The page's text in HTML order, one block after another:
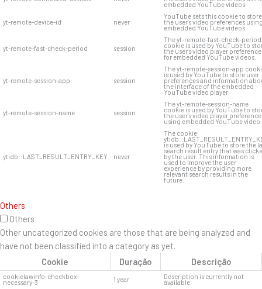
embedded YouTube videos.
yt-remote-device-id never
YouTube sets this cookie to store
the user's video preferences
embedded YouTube videos.
yt-remote-fast-check-period session
The yt-remote-fast-check-period
cookie is used by YouTube to
the user's video player
for embedded YouTube videos.
yt-remote-session-app session
The yt-remote-session-app
is used by YouTube to store user
preferences and information
the interface of the embedded
YouTube video player.
yt-remote-session-name session
The yt-remote-session-name
cookie is used by YouTube to
the user's video player
using embedded YouTube video.
ytidb::LAST_RESULT_ENTRY_KEY never
The cookie
is used by YouTube to store the
search result entry that was
by the user. This information is
used to improve the user
experience by providing more
relevant search results in the
future.
Others
Others
Other uncategorized cookies are those that are being analyzed and
have not been classified into a category as yet.
Cookie
Duração Descrição
cookielawinfo-checkbox-
necessary-3 1 year Description is currently not
available.